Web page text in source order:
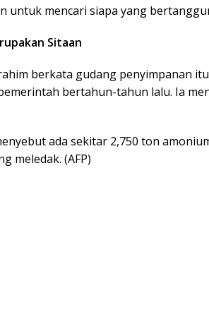
untuk mencari siapa yang
Sitaan
berkata gudang penyimpanan
bertahun-tahun lalu. Ia
ada sekitar 2,750 ton
meledak. (AFP)